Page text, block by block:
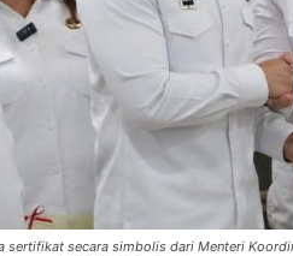
sertifikat secara simbolis dari Menteri